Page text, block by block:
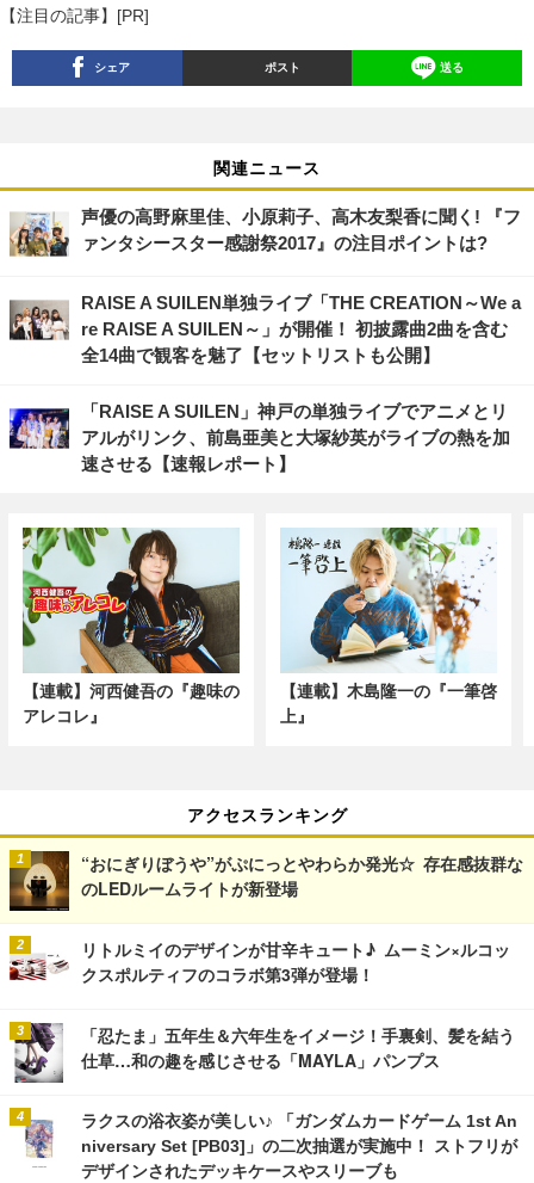
【注目の記事】[PR]
シェア ポスト 送る
関連ニュース
声優の高野麻里佳、小原莉子、高木友梨香に聞く! 『フ
ァンタシースター感謝祭2017』の注目ポイントは?
RAISE A SUILEN単独ライブ「THE CREATION～We a
re RAISE A SUILEN～」が開催！ 初披露曲2曲を含む
全14曲で観客を魅了【セットリストも公開】
「RAISE A SUILEN」神戸の単独ライブでアニメとリ
アルがリンク、前島亜美と大塚紗英がライブの熱を加
速させる【速報レポート】
【連載】河西健吾の『趣味の
アレコレ』
【連載】木島隆一の『一筆啓
上』
アクセスランキング
“おにぎりぼうや”がぷにっとやわらか発光☆ 存在感抜群な
のLEDルームライトが新登場
リトルミイのデザインが甘辛キュート♪ ムーミン×ルコッ
クスポルティフのコラボ第3弾が登場！
「忍たま」五年生＆六年生をイメージ！手裏剣、髪を結う
仕草…和の趣を感じさせる「MAYLA」パンプス
ラクスの浴衣姿が美しい♪ 「ガンダムカードゲーム 1st An
niversary Set [PB03]」の二次抽選が実施中！ ストフリが
デザインされたデッキケースやスリーブも